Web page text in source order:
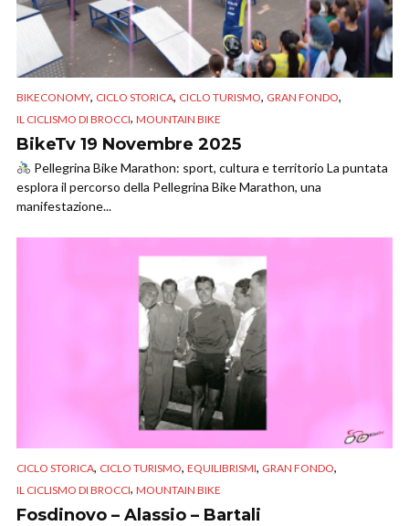
BIKECONOMY, CICLO STORICA, CICLO TURISMO, GRAN FONDO,
IL CICLISMO DI BROCCI, MOUNTAIN BIKE
BikeTv 19 Novembre 2025
Pellegrina Bike Marathon: sport, cultura e territorio La puntata
esplora il percorso della Pellegrina Bike Marathon, una
manifestazione...
CICLO STORICA, CICLO TURISMO, EQUILIBRISMI, GRAN FONDO,
IL CICLISMO DI BROCCI, MOUNTAIN BIKE
Fosdinovo – Alassio – Bartali